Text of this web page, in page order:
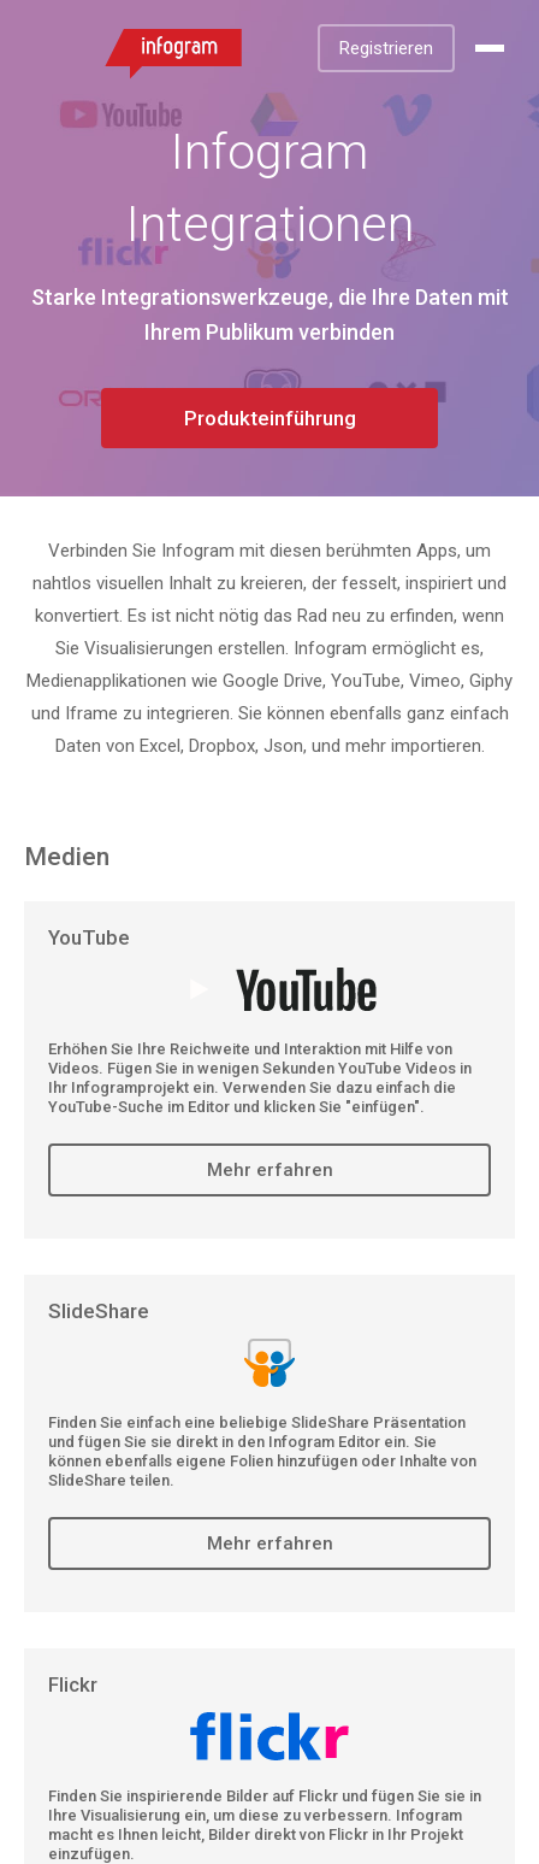
Registrieren
Infogram
Integrationen
Starke Integrationswerkzeuge, die Ihre Daten mit
Ihrem Publikum verbinden
Produkteinführung
Verbinden Sie Infogram mit diesen berühmten Apps, um
nahtlos visuellen Inhalt zu kreieren, der fesselt, inspiriert und
konvertiert. Es ist nicht nötig das Rad neu zu erfinden, wenn
Sie Visualisierungen erstellen. Infogram ermöglicht es,
Medienapplikationen wie Google Drive, YouTube, Vimeo, Giphy
und Iframe zu integrieren. Sie können ebenfalls ganz einfach
Daten von Excel, Dropbox, Json, und mehr importieren.
Medien
YouTube
Erhöhen Sie Ihre Reichweite und Interaktion mit Hilfe von
Videos. Fügen Sie in wenigen Sekunden YouTube Videos in
Ihr Infogramprojekt ein. Verwenden Sie dazu einfach die
YouTube-Suche im Editor und klicken Sie "einfügen".
Mehr erfahren
SlideShare
Finden Sie einfach eine beliebige SlideShare Präsentation
und fügen Sie sie direkt in den Infogram Editor ein. Sie
können ebenfalls eigene Folien hinzufügen oder Inhalte von
SlideShare teilen.
Mehr erfahren
Flickr
Finden Sie inspirierende Bilder auf Flickr und fügen Sie sie in
Ihre Visualisierung ein, um diese zu verbessern. Infogram
macht es Ihnen leicht, Bilder direkt von Flickr in Ihr Projekt
einzufügen.